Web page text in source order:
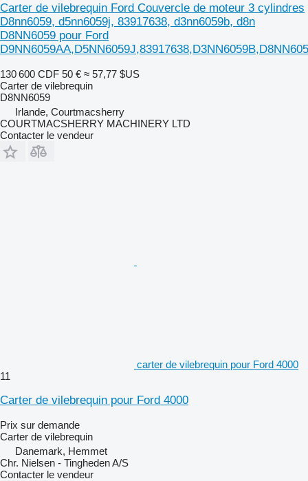
Carter de vilebrequin Ford Couvercle de moteur 3 cylindres
D8nn6059, d5nn6059j, 83917638, d3nn6059b, d8n
D8NN6059 pour Ford
130 600 CDF 50 € ≈ 57,77 $US
Carter de vilebrequin
D8NN6059
Irlande, Courtmacsherry
COURTMACSHERRY MACHINERY LTD
Contacter le vendeur
carter de vilebrequin pour Ford 4000
11
Carter de vilebrequin pour Ford 4000
Prix sur demande
Carter de vilebrequin
Danemark, Hemmet
Chr. Nielsen - Tingheden A/S
Contacter le vendeur